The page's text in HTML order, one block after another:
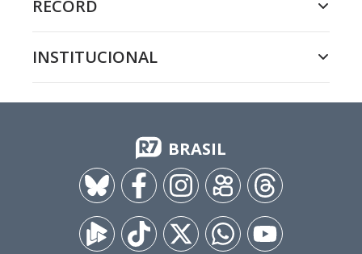
RECORD
INSTITUCIONAL
BRASIL